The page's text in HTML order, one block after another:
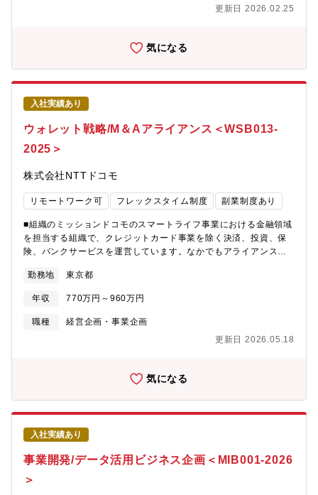
始しました。それから現在まで40年以上、気象観測・通信・測位
の人工衛星や、その搭載機器の開発・製造を手がけています。宇
宙事業は国家の戦略/計画に基づく重要政策であり、同社事業の中
でも随一のナショナルプロジェクトです。また同社宇宙事業は国
内で多大な影響力を有しており、世の中に貢献するスケールの大
きい事業です。宇宙ビジネスについては2040年には100兆円の市
場規模になるとも言われており、更なる事業拡大の為、政府系新
規宇宙プログラムに対応した営業要員の募集に至ります。【業務
の魅力】・日本の国家インフラを支える製品に携わることで、社
会に貢献できます。・本社営業と製作所でモノ作りに携わるプロ
とができます。【事業/製品の強み】・同社宇宙事業は国内で多大
な影響力を有しており、国内外含め650以上の衛星関連プロジェク
トへの参画実績を持ち、国内トップクラスです。・今後宇宙分野
現在月着陸実証機の開発に携わっており、将来事業におけるアド
バンテージを有しています。・また、日本独自の測位衛星システ
ムである準天頂衛星において、これまですべての衛星開発・製造
を担っており、将来的な事業展開における技術的アドバンテージ
レワーク頻度：1～2日／週程度【入社後のキャリアステップイメ
の経験とスキルの習得状況に応じて若手社員への指導なども担っ
て頂きたいです。その後は、指導的役割／能力に応じてチームリ
キャリアを積んで頂き、将来的には管理職として経営の中核的役
会インフラや安全保障に必要な製品・サービスにより世の中に安
び他事業へのシナジーにより全社経営に貢献する。・課①観測・
更新日 2026.02.25
気になる
入社実績あり
ウォレット戦略/M＆Aアライアンス＜WSB013-
2025＞
株式会社NTTドコモ
リモートワーク可 フレックスタイム制度 副業制度あり
■組織のミッションドコモのスマートライフ事業における金融領域
を担当する組織で、クレジットカード事業を除く決済、投資、保
険、バンクサービスを運営しています。なかでもアライアンス担
ビジネス創出に取り組んでいます。■組織の業務概要金融領域の拡
大に向けた業務提携・資本提携の新規案件の創出および既存アラ
イアンス先との継続的な協業創出や、出資先管理を担当していま
す。直近ではマネックス証券への出資や、Amazonとの業務提携
【提携前】・金融領域の事業拡大・推進に向けたアライアンス戦
ネス主管部のシナジー検討のサポート・ビジネス主管部のビジネ
スデューデリジェンスのサポート（なお、財務、法務等のその他
のデューデリジェンスは他部が実行)・買収スキームの策定・対象
先との交渉や必要となるLOI・契約書の作成・社内意思決定に向け
た社内プロセスの実行や関連資料の作成・法務部門と連携したM＆
A関連の法令・金融法令への対応・クロージング【提携後】・PMI
対応（ガバナンス設計、連結決算対応支援、等）※出資先会社へ
の出向含む・協業推進に関する進捗管理・出資先の管理（経営モ
ニタリング、株主（ドコモ）に対する各種報告・協議事項の対
勤務地 東京都
年収 770万円～960万円
職種
経営企画・事業企画
更新日 2026.05.18
気になる
入社実績あり
事業開発/データ活用ビジネス企画＜MIB001-2026
＞